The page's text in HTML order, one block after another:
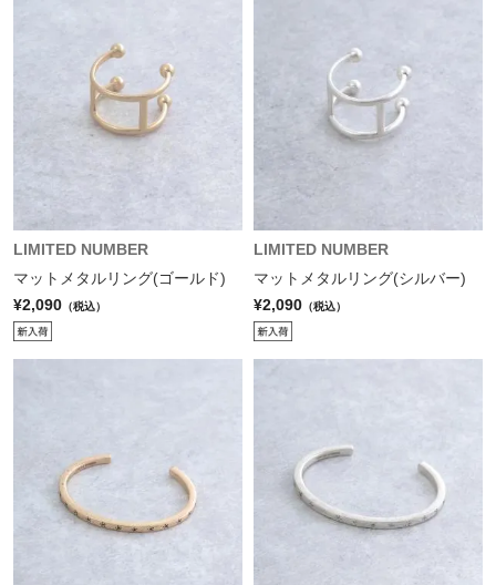
LIMITED NUMBER
マットメタルリング(ゴールド)
¥2,090 （税込）
LIMITED NUMBER
マットメタルリング(シルバー)
¥2,090 （税込）